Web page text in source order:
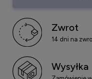
Zwrot
14 dni na
Wysyłka